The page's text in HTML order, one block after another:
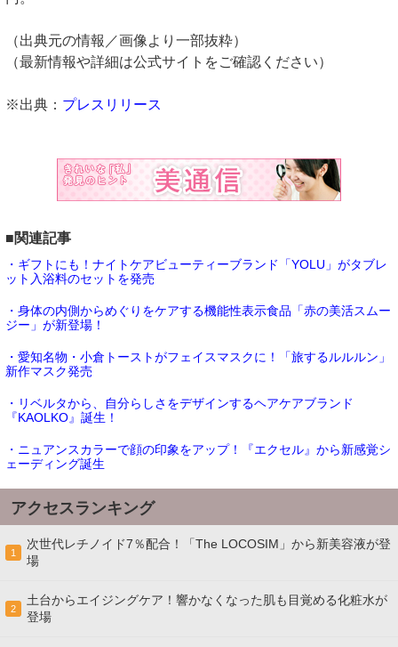
（出典元の情報／画像より一部抜粋）
（最新情報や詳細は公式サイトをご確認ください）
※出典： プレスリリース
■関連記事
・ギフトにも！ナイトケアビューティーブランド「YOLU」がタブレ
ット入浴料のセットを発売
・身体の内側からめぐりをケアする機能性表示食品「赤の美活スムー
ジー」が新登場！
・愛知名物・小倉トーストがフェイスマスクに！「旅するルルルン」
新作マスク発売
・リベルタから、自分らしさをデザインするヘアケアブランド
『KAOLKO』誕生！
・ニュアンスカラーで顔の印象をアップ！『エクセル』から新感覚シ
ェーディング誕生
アクセスランキング
1
次世代レチノイド7％配合！「The LOCOSIM」から新美容液が登
場
2
土台からエイジングケア！響かなくなった肌も目覚める化粧水が
登場